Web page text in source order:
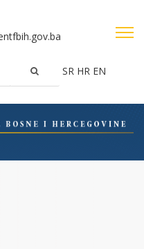
SR HR EN